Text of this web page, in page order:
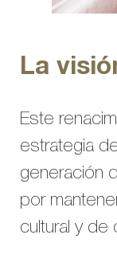
La
Este
estrategia
generación
por
cultural y de